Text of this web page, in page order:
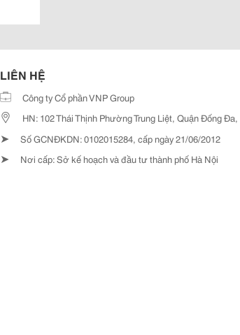
LIÊN HỆ
Công ty Cổ phần VNP Group
HN: 102 Thái Thịnh Phường Trung Liệt, Quận Đống Đa,
➤ Số GCNĐKDN: 0102015284, cấp ngày 21/06/2012
➤ Nơi cấp: Sở kế hoạch và đầu tư thành phố Hà Nội